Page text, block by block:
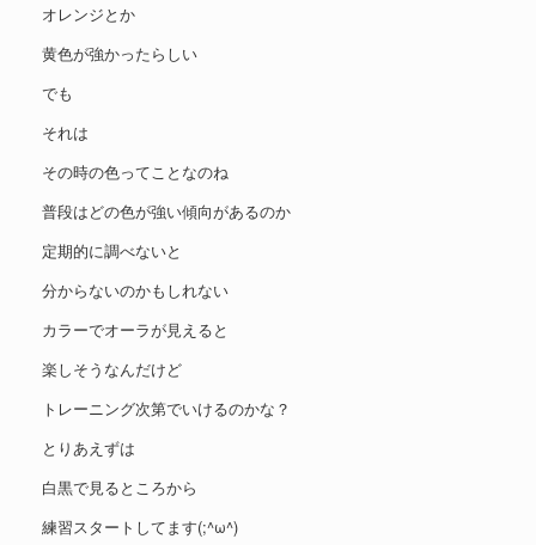
オレンジとか
黄色が強かったらしい
でも
それは
その時の色ってことなのね
普段はどの色が強い傾向があるのか
定期的に調べないと
分からないのかもしれない
カラーでオーラが見えると
楽しそうなんだけど
トレーニング次第でいけるのかな？
とりあえずは
白黒で見るところから
練習スタートしてます(;^ω^)